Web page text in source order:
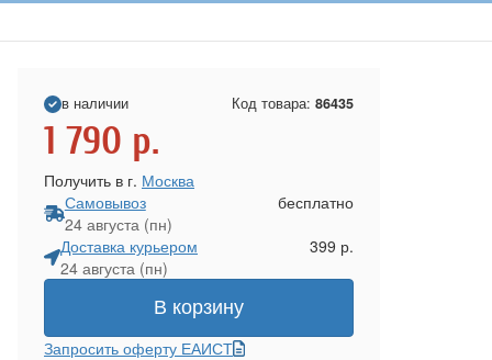
в наличии Код товара: 86435
1 790 р.
Получить в г. Москва
Самовывоз
24 августа (пн)
бесплатно
Доставка курьером
24 августа (пн)
399 р.
В корзину
Запросить оферту ЕАИСТ